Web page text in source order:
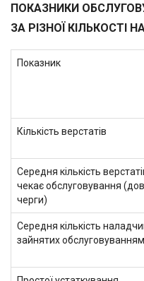
ПОКАЗНИКИ
ЗА РІЗНОЇ КІЛЬКОСТІ
Показник
Кількість верстатів
Середня кількість
чекає обслуговування
черги)
Середня кількість
зайнятих обслуговуванням